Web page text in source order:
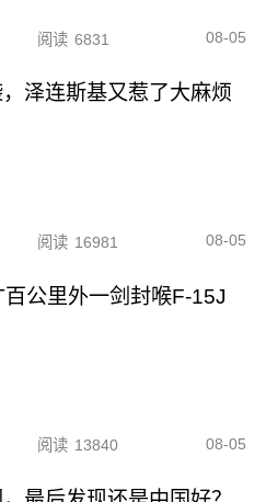
阅读 6831 08-05
泽连斯基又惹了大麻烦
阅读 16981 08-05
公里外一剑封喉F-15J
阅读 13840 08-05